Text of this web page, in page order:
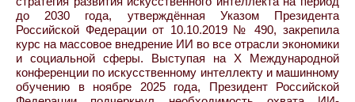
до 2030 года, утверждённая Указом Президента
Российской Федерации от 10.10.2019 № 490, закрепила
курс на массовое внедрение ИИ во все отрасли экономики
и социальной сферы. Выступая на X Международной
конференции по искусственному интеллекту и машинному
обучению в ноябре 2025 года, Президент Российской